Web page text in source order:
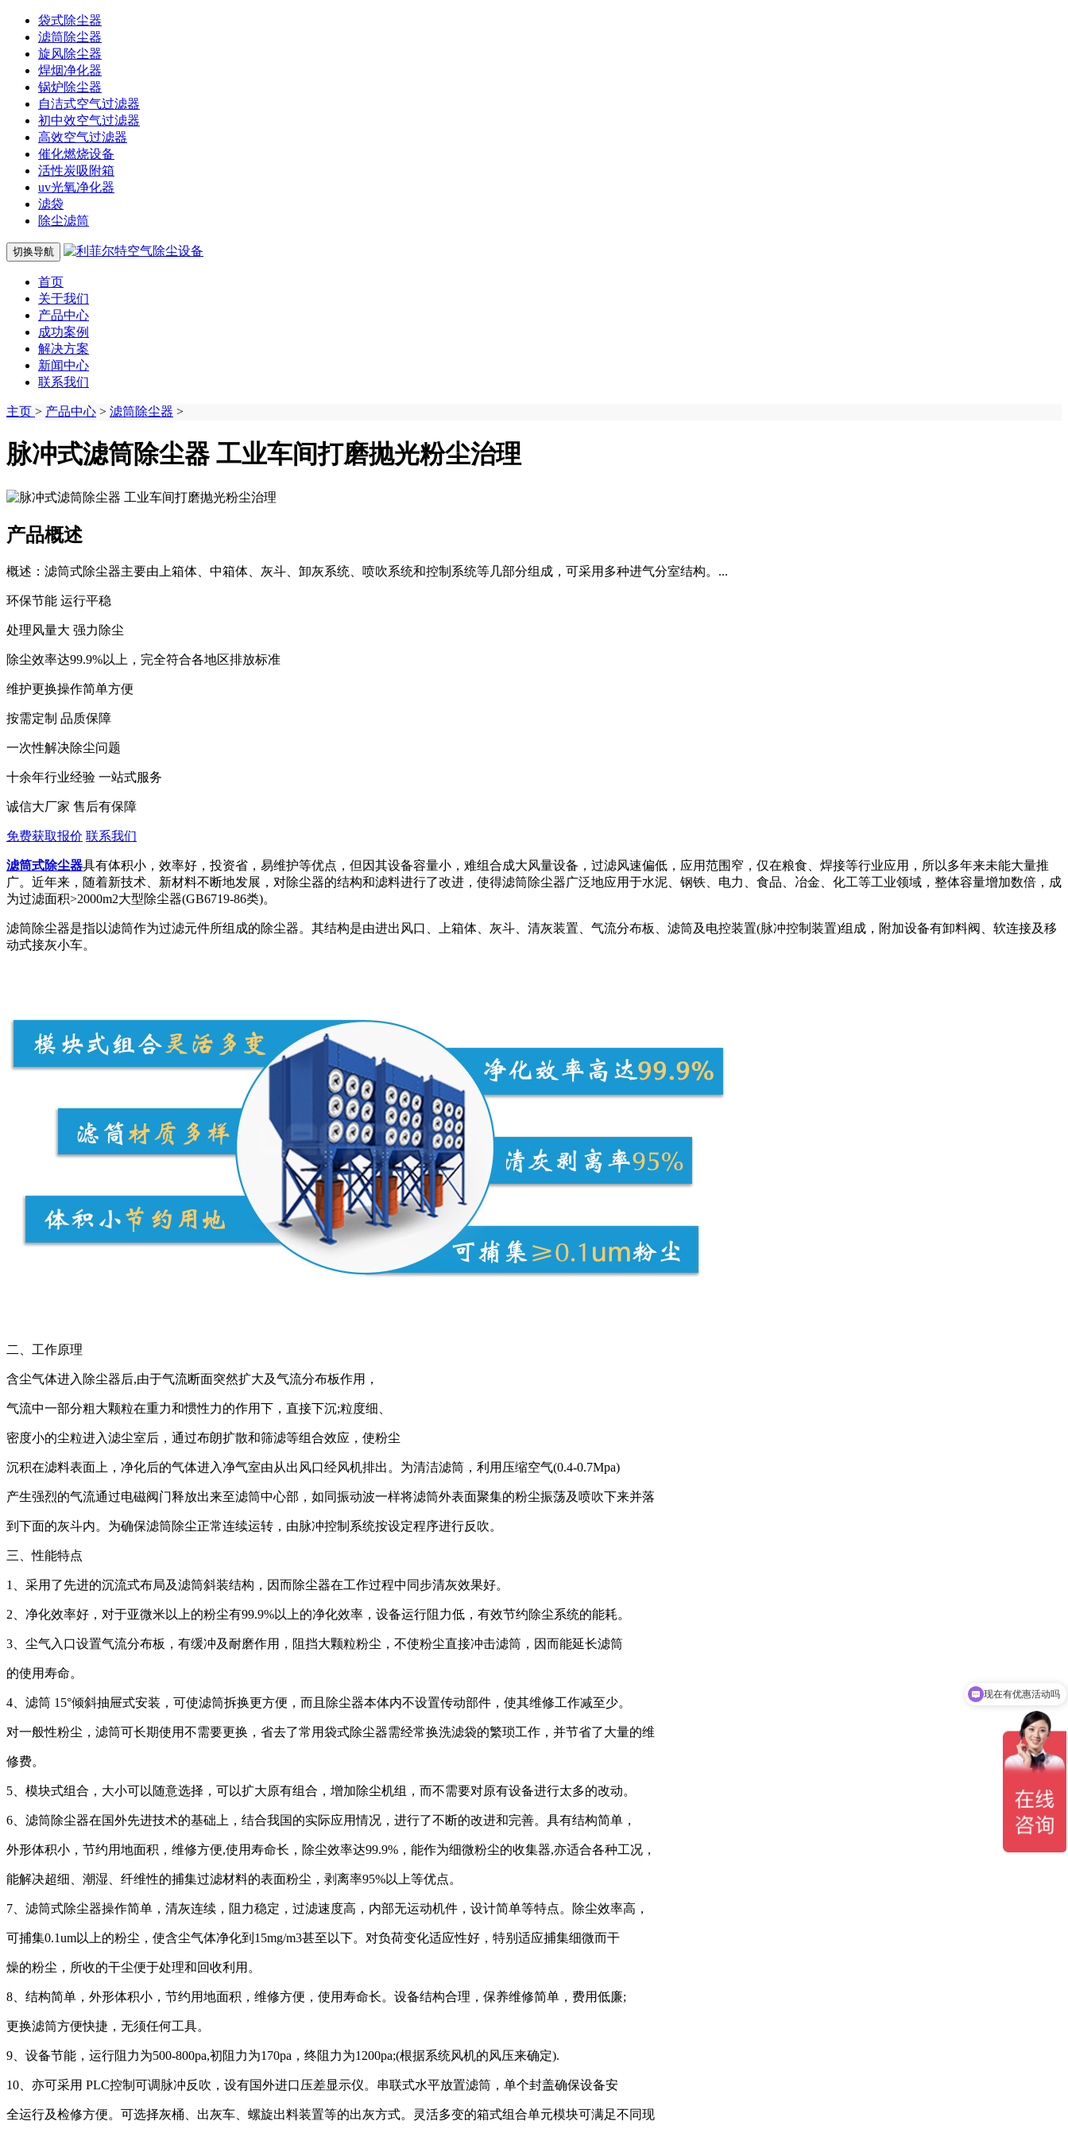
袋式除尘器
滤筒除尘器
旋风除尘器
焊烟净化器
锅炉除尘器
自洁式空气过滤器
初中效空气过滤器
高效空气过滤器
催化燃烧设备
活性炭吸附箱
uv光氧净化器
滤袋
除尘滤筒
切换导航
首页
关于我们
产品中心
成功案例
解决方案
新闻中心
联系我们
主页 > 产品中心 > 滤筒除尘器 >
脉冲式滤筒除尘器 工业车间打磨抛光粉尘治理
产品概述
概述：滤筒式除尘器主要由上箱体、中箱体、灰斗、卸灰系统、喷吹系统和控制系统等几部分组成，可采用多种进气分室结构。...
环保节能 运行平稳
处理风量大 强力除尘
除尘效率达99.9%以上，完全符合各地区排放标准
维护更换操作简单方便
按需定制 品质保障
一次性解决除尘问题
十余年行业经验 一站式服务
诚信大厂家 售后有保障
免费获取报价 联系我们
滤筒式除尘器具有体积小，效率好，投资省，易维护等优点，但因其设备容量小，难组合成大风量设备，过滤风速偏低，应用范围窄，仅在粮食、焊接等行业应用，所以多年来未能大量推
广。近年来，随着新技术、新材料不断地发展，对除尘器的结构和滤料进行了改进，使得滤筒除尘器广泛地应用于水泥、钢铁、电力、食品、冶金、化工等工业领域，整体容量增加数倍，成
为过滤面积>2000m2大型除尘器(GB6719-86类)。
滤筒除尘器是指以滤筒作为过滤元件所组成的除尘器。其结构是由进出风口、上箱体、灰斗、清灰装置、气流分布板、滤筒及电控装置(脉冲控制装置)组成，附加设备有卸料阀、软连接及移
动式接灰小车。
二、工作原理
含尘气体进入除尘器后,由于气流断面突然扩大及气流分布板作用，
气流中一部分粗大颗粒在重力和惯性力的作用下，直接下沉;粒度细、
密度小的尘粒进入滤尘室后，通过布朗扩散和筛滤等组合效应，使粉尘
沉积在滤料表面上，净化后的气体进入净气室由从出风口经风机排出。为清洁滤筒，利用压缩空气(0.4-0.7Mpa)
产生强烈的气流通过电磁阀门释放出来至滤筒中心部，如同振动波一样将滤筒外表面聚集的粉尘振荡及喷吹下来并落
到下面的灰斗内。为确保滤筒除尘正常连续运转，由脉冲控制系统按设定程序进行反吹。
三、性能特点
1、采用了先进的沉流式布局及滤筒斜装结构，因而除尘器在工作过程中同步清灰效果好。
2、净化效率好，对于亚微米以上的粉尘有99.9%以上的净化效率，设备运行阻力低，有效节约除尘系统的能耗。
3、尘气入口设置气流分布板，有缓冲及耐磨作用，阻挡大颗粒粉尘，不使粉尘直接冲击滤筒，因而能延长滤筒
的使用寿命。
4、滤筒 15°倾斜抽屉式安装，可使滤筒拆换更方便，而且除尘器本体内不设置传动部件，使其维修工作减至少。
对一般性粉尘，滤筒可长期使用不需要更换，省去了常用袋式除尘器需经常换洗滤袋的繁琐工作，并节省了大量的维
修费。
5、模块式组合，大小可以随意选择，可以扩大原有组合，增加除尘机组，而不需要对原有设备进行太多的改动。
6、滤筒除尘器在国外先进技术的基础上，结合我国的实际应用情况，进行了不断的改进和完善。具有结构简单，
外形体积小，节约用地面积，维修方便,使用寿命长，除尘效率达99.9%，能作为细微粉尘的收集器,亦适合各种工况，
能解决超细、潮湿、纤维性的捕集过滤材料的表面粉尘，剥离率95%以上等优点。
7、滤筒式除尘器操作简单，清灰连续，阻力稳定，过滤速度高，内部无运动机件，设计简单等特点。除尘效率高，
可捕集0.1um以上的粉尘，使含尘气体净化到15mg/m3甚至以下。对负荷变化适应性好，特别适应捕集细微而干
燥的粉尘，所收的干尘便于处理和回收利用。
8、结构简单，外形体积小，节约用地面积，维修方便，使用寿命长。设备结构合理，保养维修简单，费用低廉;
更换滤筒方便快捷，无须任何工具。
9、设备节能，运行阻力为500-800pa,初阻力为170pa，终阻力为1200pa;(根据系统风机的风压来确定).
10、亦可采用 PLC控制可调脉冲反吹，设有国外进口压差显示仪。串联式水平放置滤筒，单个封盖确保设备安
全运行及检修方便。可选择灰桶、出灰车、螺旋出料装置等的出灰方式。灵活多变的箱式组合单元模块可满足不同现
现在有优惠活动吗